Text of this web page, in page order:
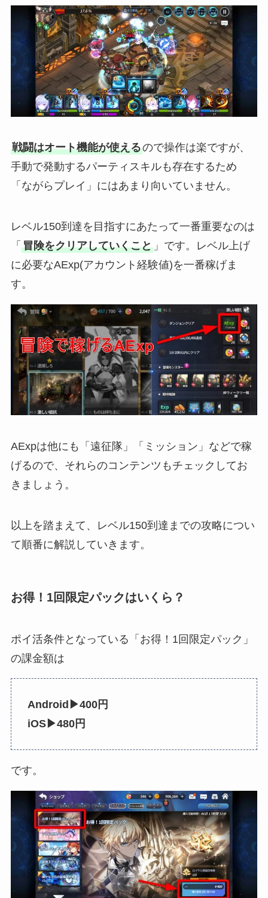
戦闘はオート機能が使えるので操作は楽ですが、
手動で発動するパーティスキルも存在するため
「ながらプレイ」にはあまり向いていません。
レベル150到達を目指すにあたって一番重要なのは
「 冒険をクリアしていくこと」です。レベル上げ
に必要なAExp(アカウント経験値)を一番稼げま
す。
AExpは他にも「遠征隊」「ミッション」などで稼
げるので、それらのコンテンツもチェックしてお
きましょう。
以上を踏まえて、レベル150到達までの攻略につい
て順番に解説していきます。
お得！1回限定パックはいくら？
ポイ活条件となっている「お得！1回限定パック」
の課金額は
Android▶400円
iOS▶480円
です。